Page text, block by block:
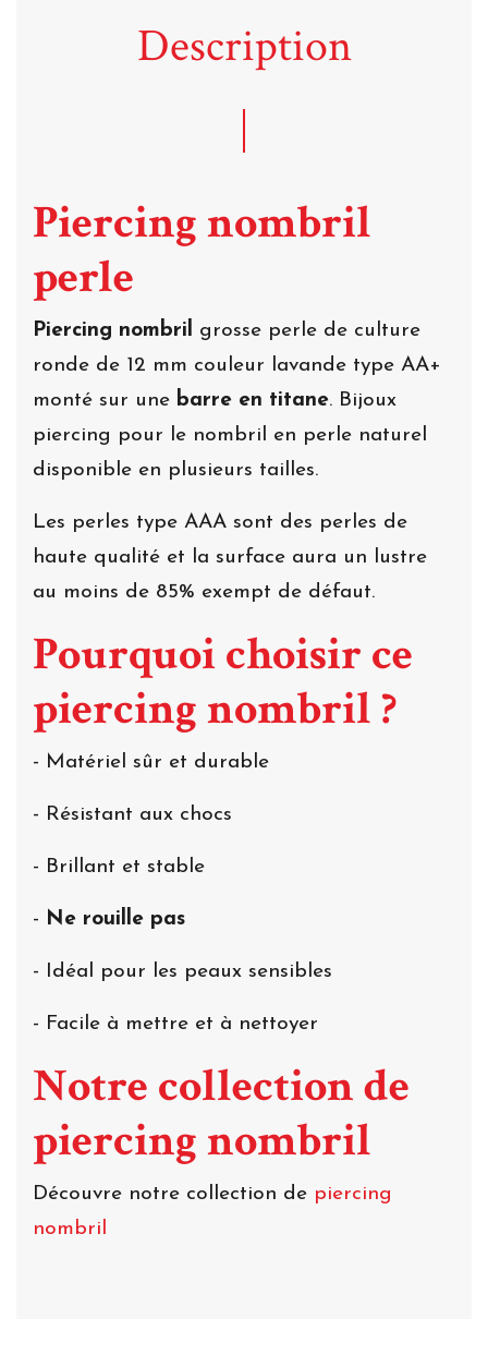
Description
Piercing nombril
perle
Piercing nombril
grosse perle de culture
ronde de 12 mm couleur lavande type AA+
monté sur une barre en titane. Bijoux
piercing pour le nombril en perle naturel
disponible en plusieurs tailles.
Les perles type AAA sont des perles de
haute qualité et la surface aura un lustre
au moins de 85% exempt de défaut.
Pourquoi choisir ce
piercing nombril ?
- Matériel sûr et durable
- Résistant aux chocs
- Brillant et stable
- Ne rouille pas
- Idéal pour les peaux sensibles
- Facile à mettre et à nettoyer
Notre collection de
piercing nombril
Découvre notre collection de piercing
nombril